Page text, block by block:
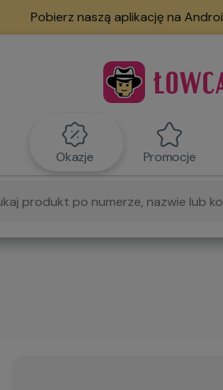
Pobierz naszą aplikację na
Okazje Promocje